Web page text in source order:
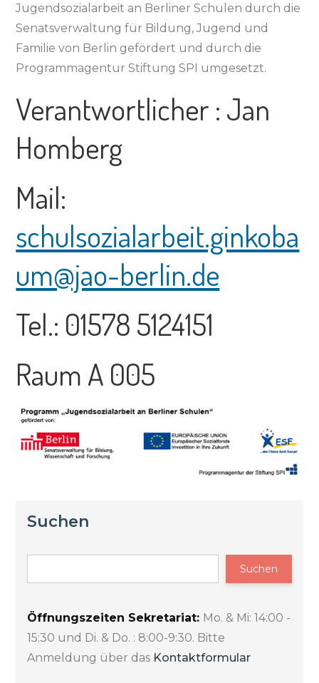
Jugendsozialarbeit an Berliner Schulen durch die
Senatsverwaltung für Bildung, Jugend und
Familie von Berlin gefördert und durch die
Programmagentur Stiftung SPI umgesetzt.
Verantwortlicher : Jan
Homberg
Mail:
schulsozialarbeit.ginkoba
um@jao-berlin.de
Tel.: 01578 5124151
Raum A 005
Suchen
Suchen
Öffnungszeiten Sekretariat: Mo. & Mi: 14:00 -
15:30 und Di. & Do. : 8:00-9:30. Bitte
Anmeldung über das Kontaktformular